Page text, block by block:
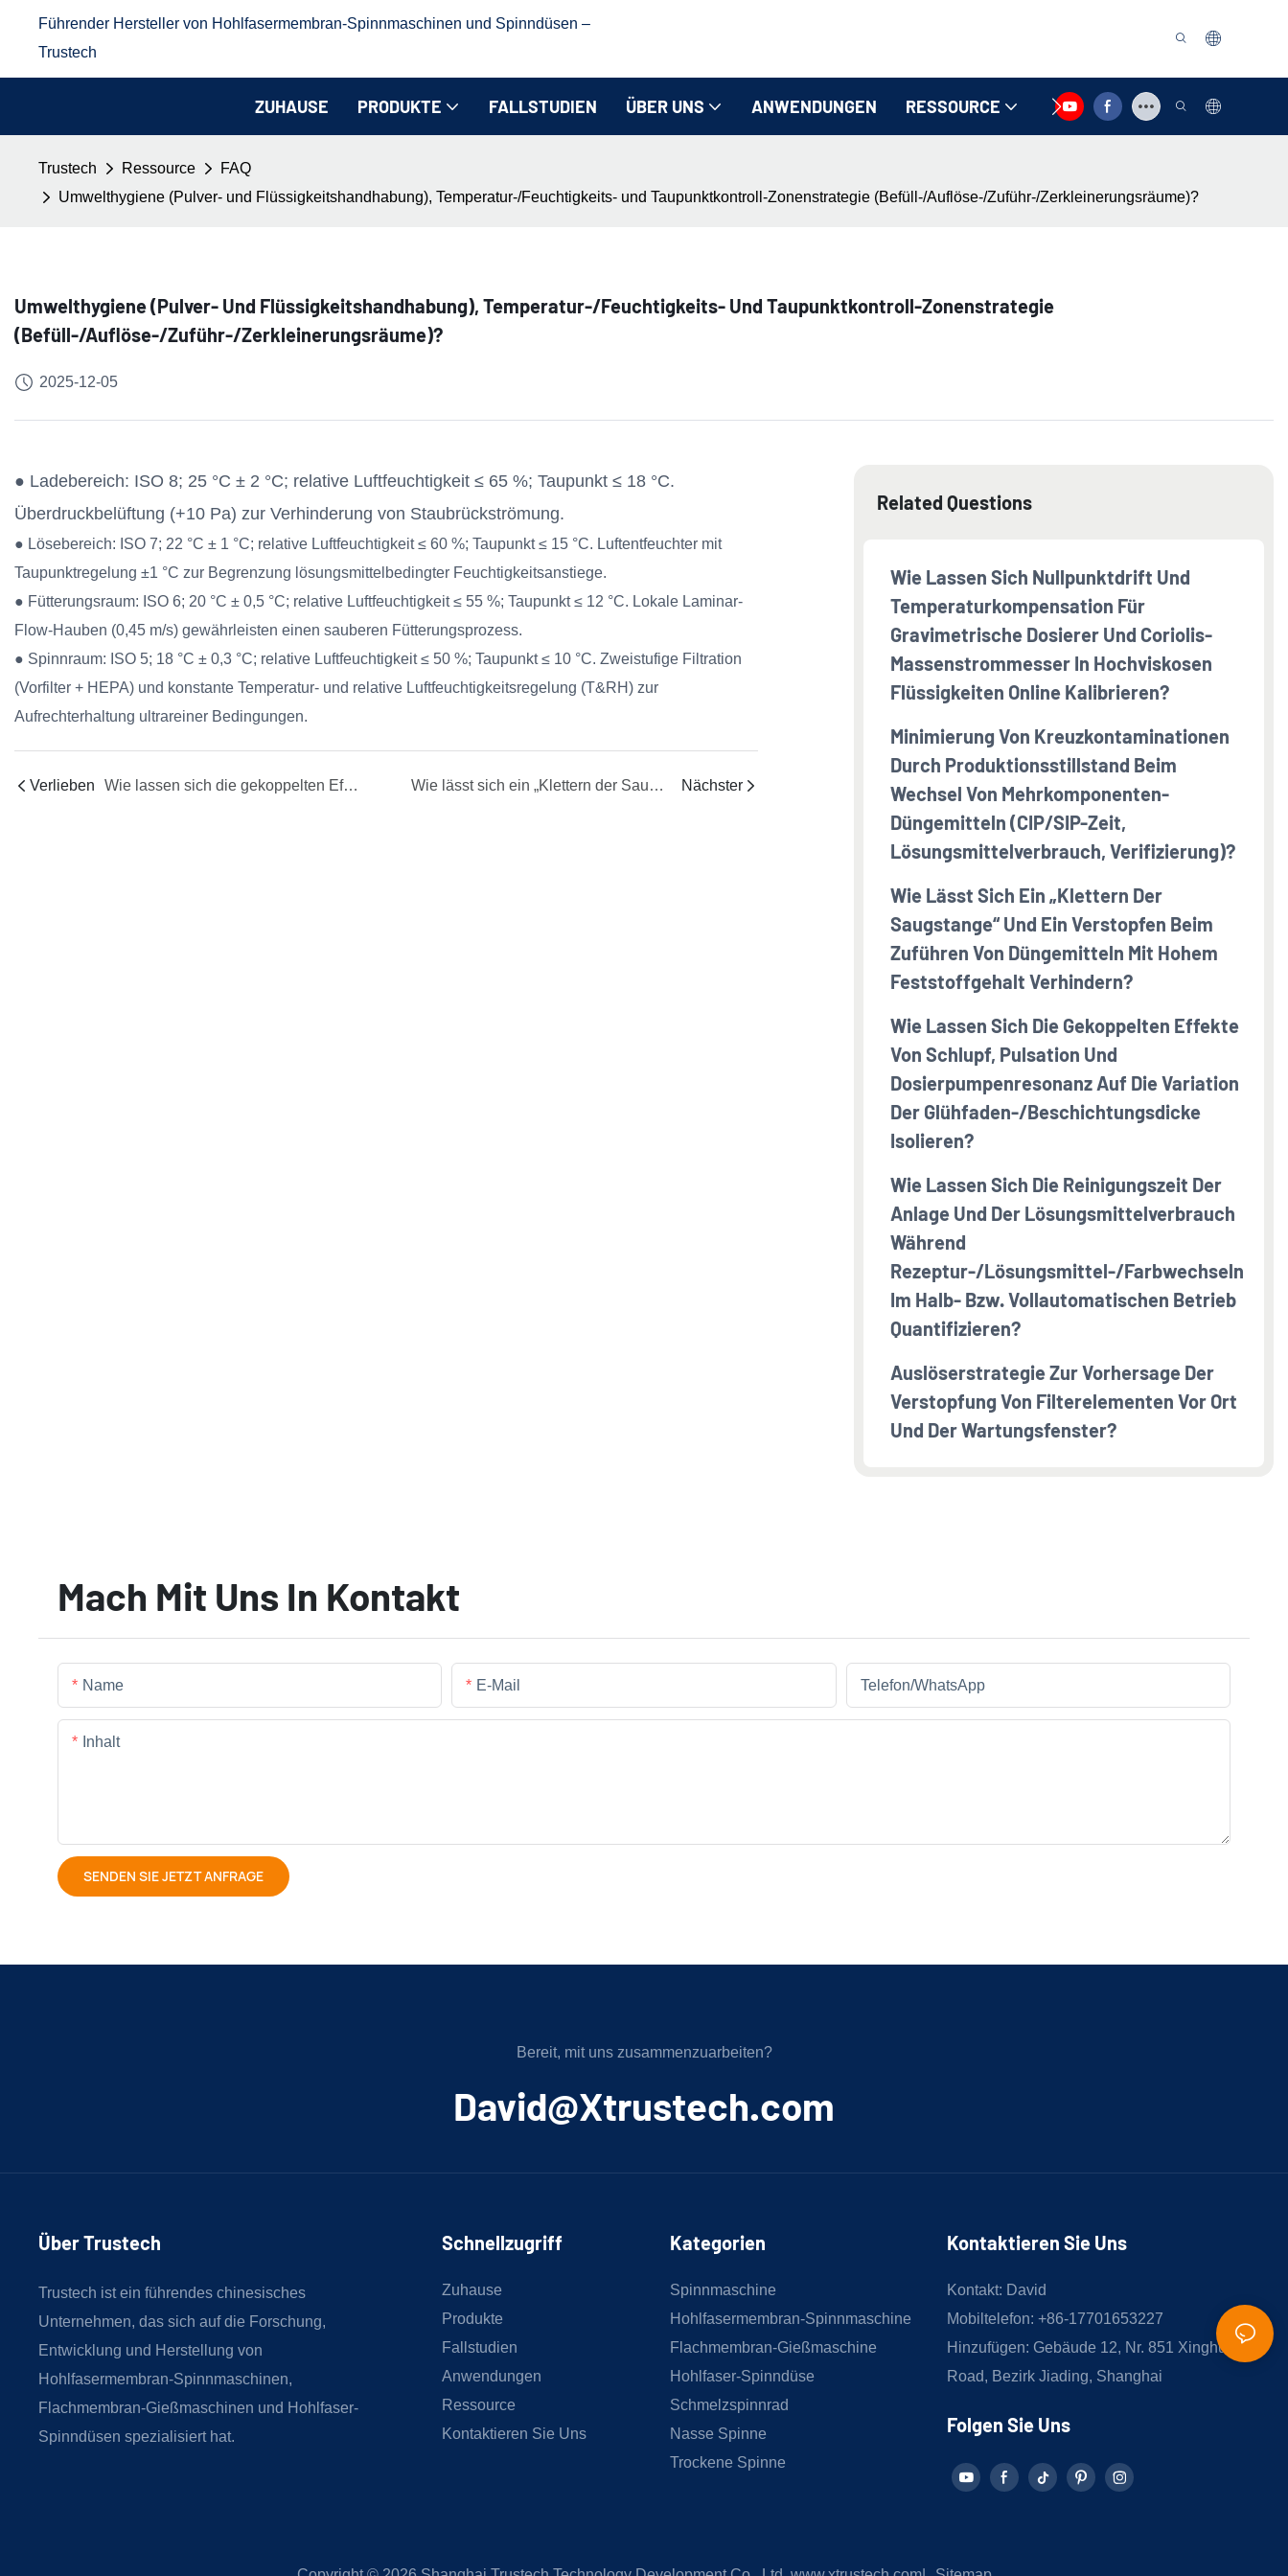
Führender Hersteller von Hohlfasermembran-Spinnmaschinen und Spinndüsen –
Trustech
ZUHAUSE PRODUKTE FALLSTUDIEN ÜBER UNS ANWENDUNGEN RESSOURCE KONTAKTIEREN SIE UNS
Trustech Ressource
FAQ
Umwelthygiene (Pulver- und Flüssigkeitshandhabung), Temperatur-/Feuchtigkeits- und Taupunktkontroll-Zonenstrategie (Befüll-/Auflöse-/Zuführ-/Zerkleinerungsräume)?
Umwelthygiene (Pulver- Und Flüssigkeitshandhabung), Temperatur-/Feuchtigkeits- Und Taupunktkontroll-Zonenstrategie
(Befüll-/Auflöse-/Zuführ-/Zerkleinerungsräume)?
2025-12-05
● Ladebereich: ISO 8; 25 °C ± 2 °C; relative Luftfeuchtigkeit ≤ 65 %; Taupunkt ≤ 18 °C.
Überdruckbelüftung (+10 Pa) zur Verhinderung von Staubrückströmung.
● Lösebereich: ISO 7; 22 °C ± 1 °C; relative Luftfeuchtigkeit ≤ 60 %; Taupunkt ≤ 15 °C. Luftentfeuchter mit
Taupunktregelung ±1 °C zur Begrenzung lösungsmittelbedingter Feuchtigkeitsanstiege.
● Fütterungsraum: ISO 6; 20 °C ± 0,5 °C; relative Luftfeuchtigkeit ≤ 55 %; Taupunkt ≤ 12 °C. Lokale Laminar-
Flow-Hauben (0,45 m/s) gewährleisten einen sauberen Fütterungsprozess.
● Spinnraum: ISO 5; 18 °C ± 0,3 °C; relative Luftfeuchtigkeit ≤ 50 %; Taupunkt ≤ 10 °C. Zweistufige Filtration
(Vorfilter + HEPA) und konstante Temperatur- und relative Luftfeuchtigkeitsregelung (T&RH) zur
Aufrechterhaltung ultrareiner Bedingungen.
Verlieben Wie lassen sich die gekoppelten Effekte von Schlupf, Pulsation und Dosierpumpenresonanz auf die Variation der Glühfaden-/Beschichtungsdicke isolieren? Wie lässt sich ein „Klettern der Saugstange“ und ein Verstopfen beim Zuführen von Düngemitteln mit hohem Feststoffgehalt verhindern? Nächster
Related Questions
Wie Lassen Sich Nullpunktdrift Und
Temperaturkompensation Für
Gravimetrische Dosierer Und Coriolis-
Massenstrommesser In Hochviskosen
Flüssigkeiten Online Kalibrieren?
Minimierung Von Kreuzkontaminationen
Durch Produktionsstillstand Beim
Wechsel Von Mehrkomponenten-
Düngemitteln (CIP/SIP-Zeit,
Lösungsmittelverbrauch, Verifizierung)?
Wie Lässt Sich Ein „Klettern Der
Saugstange“ Und Ein Verstopfen Beim
Zuführen Von Düngemitteln Mit Hohem
Feststoffgehalt Verhindern?
Wie Lassen Sich Die Gekoppelten Effekte
Von Schlupf, Pulsation Und
Dosierpumpenresonanz Auf Die Variation
Der Glühfaden-/Beschichtungsdicke
Isolieren?
Wie Lassen Sich Die Reinigungszeit Der
Anlage Und Der Lösungsmittelverbrauch
Während
Rezeptur-/Lösungsmittel-/Farbwechseln
Im Halb- Bzw. Vollautomatischen Betrieb
Quantifizieren?
Auslöserstrategie Zur Vorhersage Der
Verstopfung Von Filterelementen Vor Ort
Und Der Wartungsfenster?
Mach Mit Uns In Kontakt
Name E-Mail Telefon/WhatsApp
Inhalt
SENDEN SIE JETZT ANFRAGE
Bereit, mit uns zusammenzuarbeiten?
﻿David@Xtrustech.com
Über Trustech
Trustech ist ein führendes chinesisches
Unternehmen, das sich auf die Forschung,
Entwicklung und Herstellung von
Hohlfasermembran-Spinnmaschinen,
Flachmembran-Gießmaschinen und Hohlfaser-
Spinndüsen spezialisiert hat.
Schnellzugriff
Zuhause
Produkte
Fallstudien
Anwendungen
Ressource
Kontaktieren Sie Uns
Kategorien
Spinnmaschine
Hohlfasermembran-Spinnmaschine
Flachmembran-Gießmaschine
Hohlfaser-Spinndüse
Schmelzspinnrad
Nasse Spinne
Trockene Spinne
Kontaktieren Sie Uns
Kontakt: David
Mobiltelefon: +86-17701653227
Hinzufügen: Gebäude 12, Nr. 851 Xinghua
Road, Bezirk Jiading, Shanghai
Folgen Sie Uns